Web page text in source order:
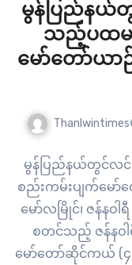
မွန်ပြည်နယ်
သည့်ပထမ
မော်တော်ယာ
Thanlwintimes
မွန်ပြည်နယ်တွင်လ
စည်းကမ်းပျက်မော်
မော်လမြိုင်၊ ဇန်နဝ
စတင်သည့် ဇန်နဝ
မော်တော်ဆိုင်ကယ် (၄၁